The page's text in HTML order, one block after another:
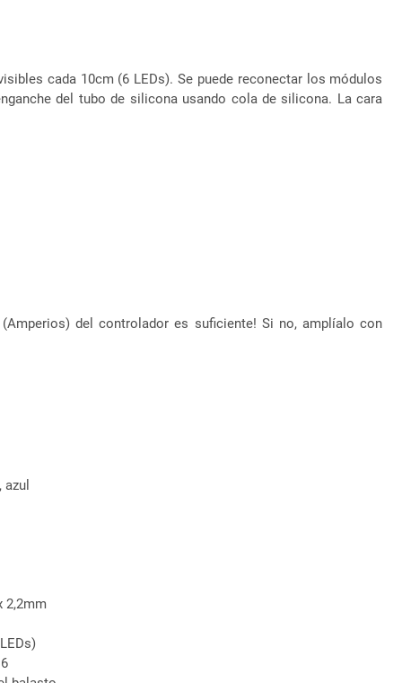
cada 10cm (6 LEDs). Se puede reconectar los módulos
del tubo de silicona usando cola de silicona. La cara
del controlador es suficiente! Si no, amplíalo con
2,2mm